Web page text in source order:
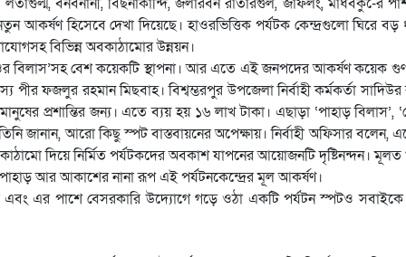
আকর্ষণ হিসেবে দেখা দিয়েছে। হাওরভিত্তিক পর্যটক কেন্দ্রগুলো ঘিরে বড়
বিভিন্ন অবকাঠামোর উন্নয়ন।
বিলাস’সহ বেশ কয়েকটি স্থাপনা। আর এতে এই জনপদের আকর্ষণ কয়েক
পীর ফজলুর রহমান মিছবাহ। বিশ্বম্ভরপুর উপজেলা নির্বাহী কর্মকর্তা সাদিউর
প্রশান্তির জন্য। এতে ব্যয় হয় ১৬ লাখ টাকা। এছাড়া ‘পাহাড় বিলাস’,
জানান, আরো কিছু স্পট বাস্তবায়নের অপেক্ষায়। নির্বাহী অফিসার বলেন,
দিয়ে নির্মিত পর্যটকদের অবকাশ যাপনের আয়োজনটি দৃষ্টিনন্দন। মূলত
পাহাড় আর আকাশের নানা রূপ এই পর্যটনকেন্দ্রের মূল আকর্ষণ।
এবং এর পাশে বেসরকারি উদ্যোগে গড়ে ওঠা একটি পর্যটন স্পটও